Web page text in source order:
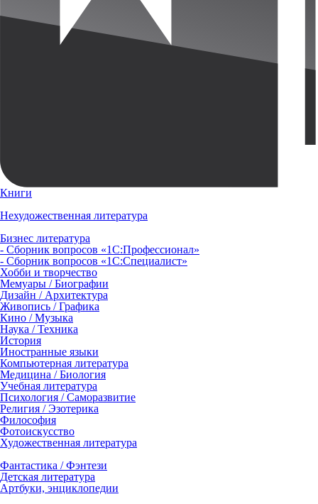
Книги
Нехудожественная литература
Бизнес литература
- Сборник вопросов «1С:Профессионал»
- Сборник вопросов «1С:Специалист»
Хобби и творчество
Мемуары / Биографии
Дизайн / Архитектура
Живопись / Графика
Кино / Музыка
Наука / Техника
История
Иностранные языки
Компьютерная литература
Медицина / Биология
Учебная литература
Психология / Саморазвитие
Религия / Эзотерика
Философия
Фотоискусство
Художественная литература
Фантастика / Фэнтези
Детская литература
Артбуки, энциклопедии